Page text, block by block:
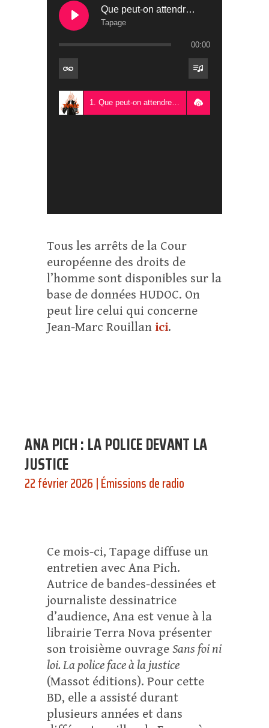
Que peut-on attendre de la Cour européenne des droits de l’homme ?
Tapage
00:00
1. Que peut-on attendre de la Cour européenne des droits de l’homme ? - Tapage
Tous les arrêts de la Cour
européenne des droits de
l’homme sont disponibles sur la
base de données HUDOC. On
peut lire celui qui concerne
Jean-Marc Rouillan ici.
ANA PICH : LA POLICE DEVANT LA
JUSTICE
22 février 2026 |Émissions de radio
Ce mois-ci, Tapage diffuse un
entretien avec Ana Pich.
Autrice de bandes-dessinées et
journaliste dessinatrice
d’audience, Ana est venue à la
librairie Terra Nova présenter
son troisième ouvrage Sans foi ni
loi. La police face à la justice
(Massot éditions). Pour cette
BD, elle a assisté durant
plusieurs années et dans